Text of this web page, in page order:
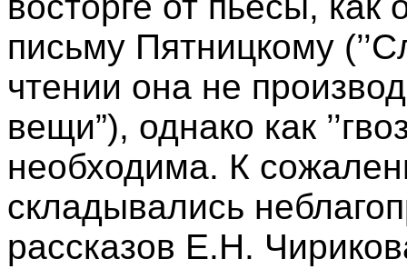
письму Пятницкому
чтении она не
вещи”), однако как
необходима. К
складывались
рассказов Е.Н.